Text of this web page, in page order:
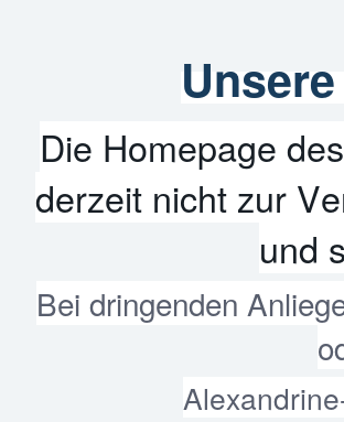
Die Homepage
derzeit nicht zur
und
Bei dringenden